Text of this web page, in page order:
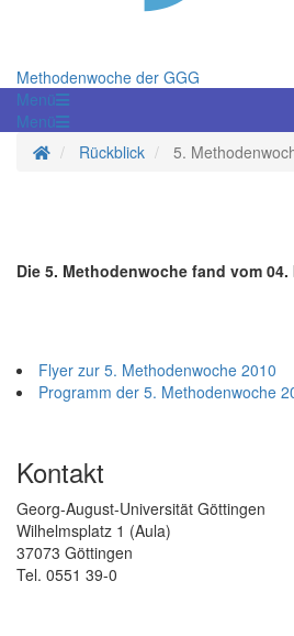
Methodenwoche der GGG
Menü
Menü
Startseite
Rückblick 5.
Die 5. Methodenwoche fand vom
Flyer zur 5. Methodenwoche 2010
Programm der 5. Methodenwoche
Kontakt
Georg-August-Universität Göttingen
Wilhelmsplatz 1 (Aula)
37073 Göttingen
Tel. 0551 39-0